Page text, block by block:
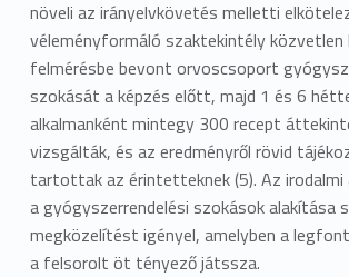
növeli az irányelvkövetés melletti
véleményformáló szaktekintély közvetlen
felmérésbe bevont orvoscsoport
szokását a képzés előtt, majd 1 és 6
alkalmanként mintegy 300 recept
vizsgálták, és az eredményről rövid
tartottak az érintetteknek (5). Az
a gyógyszerrendelési szokások alakítása
megközelítést igényel, amelyben a
a felsorolt öt tényező játssza.